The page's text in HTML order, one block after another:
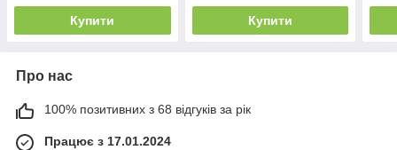
Купити Купити
Про нас
100% позитивних з 68 відгуків за рік
Працює з 17.01.2024